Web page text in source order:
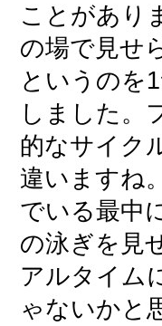
ことがあり
の場で見せ
というのを
しました。
的なサイク
違いますね
でいる最中
の泳ぎを見
アルタイム
ゃないかと